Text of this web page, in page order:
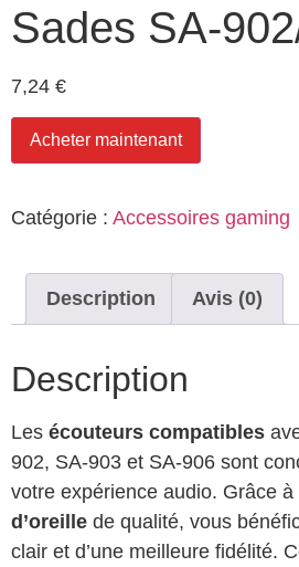
Sades SA-
7,24 €
Acheter maintenant
Catégorie : Accessoires gaming
Description Avis (0)
Description
Les écouteurs compatibles
902, SA-903 et SA-906 sont
votre expérience audio. Grâce à
d’oreille de qualité, vous
clair et d’une meilleure fidélité.